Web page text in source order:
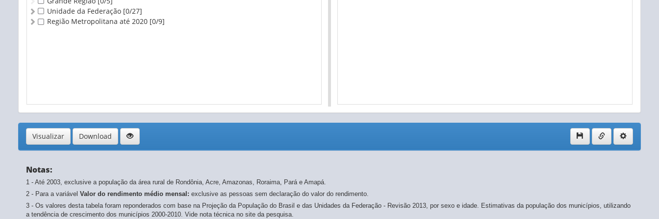
Unidade da Federação [0/27]
Região Metropolitana até 2020 [0/9]
Visualizar Download
Notas:
1 - Até 2003, exclusive a população da área rural de Rondônia, Acre, Amazonas, Roraima, Pará e Amapá.
2 - Para a variável Valor do rendimento médio mensal: exclusive as pessoas sem declaração do valor do rendimento.
3 - Os valores desta tabela foram reponderados com base na Projeção da População do Brasil e das Unidades da Federação - Revisão 2013, por sexo e idade. Estimativas da população dos municípios, utilizando
a tendência de crescimento dos municípios 2000-2010. Vide nota técnica no site da pesquisa.